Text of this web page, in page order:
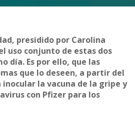
presidido por Carolina
uso conjunto de estas dos
día. Es por ello, que las
que lo deseen, a partir del
inocular la vacuna de la gripe y
con Pfizer para los